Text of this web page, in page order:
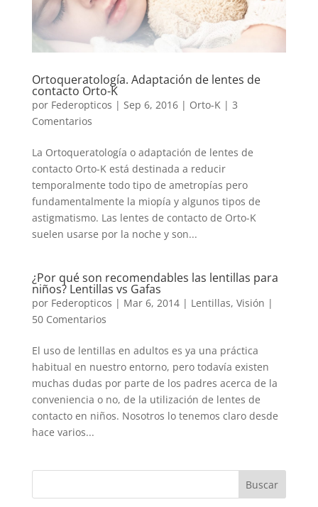
Ortoqueratología. Adaptación de lentes de
contacto Orto-K
por Federopticos | Sep 6, 2016| Orto-K| 3
Comentarios
La Ortoqueratología o adaptación de lentes de
contacto Orto-K está destinada a reducir
temporalmente todo tipo de ametropías pero
fundamentalmente la miopía y algunos tipos de
astigmatismo. Las lentes de contacto de Orto-K
suelen usarse por la noche y son...
¿Por qué son recomendables las lentillas para
niños? Lentillas vs Gafas
por Federopticos | Mar 6, 2014| Lentillas, Visión |
50 Comentarios
El uso de lentillas en adultos es ya una práctica
habitual en nuestro entorno, pero todavía existen
muchas dudas por parte de los padres acerca de la
conveniencia o no, de la utilización de lentes de
contacto en niños. Nosotros lo tenemos claro desde
hace varios...